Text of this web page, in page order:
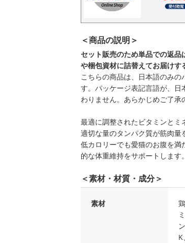
＜商品の説明＞
セット販売のため単品での返
や梱包資材に詰替えてお届けす
こちらの商品は、日本語のみ
す。パッケージ表記言語が、
わりません。あらかじめご了承
最適に調整されたビタミンとミ
適切な量のタンパク質が筋肉量
低カロリーでも愛猫のお腹を
的な体重維持をサポートします。
＜素材・材質・成分＞
素材